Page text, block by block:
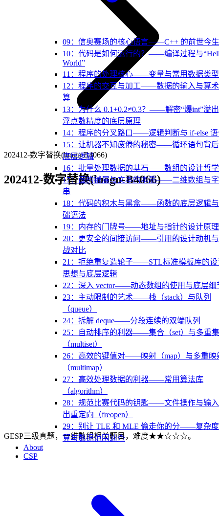
09：信奥赛场的核心语言——C++ 的前世今生
10：代码是如何运行的？——编译过程与
World”
11：程序的处理核心——变量与常用数据类型
12：程序的交互与加工——数据的输入与算
算
13：为什么 0.1+0.2≠0.3？——解密“爆int”溢
浮点数精度的底层原理
14：程序的分叉路口——逻辑判断与 if-else
15：让机器不知疲倦的秘密——循环语句背
底层逻辑
16：批量处理数据的基石——数组的设计哲学
17：面的铺展与文本的本质——二维数组与
串
18：代码的积木与黑盒——函数的底层逻辑
础语法
19：内存的门牌号——地址与指针的设计原理
20：更安全的间接访问——引用的设计动机
战对比
21：拒绝重复造轮子——STL标准模板库的设
思想与底层逻辑
22：深入 vector——动态数组的使用与底层细
23：主动限制的艺术——栈（stack）与队列
（queue）
24：拆解 deque——分段连续的双端队列
25：自动排序的利器——集合（set）与多重
（multiset）
26：高效的键值对——映射（map）与多重映
（multimap）
27：高效处理数据的利器——常用算法库
（algorithm）
28：规范比赛代码的钥匙——文件操作与输
出重定向（freopen）
29：别让 TLE 和 MLE 偷走你的分——复杂
算与数据范围速查
About
CSP
202412-数字替换(luogu-B4066)
202412-数字替换(luogu-B4066)
GESP三级真题，一维数组相关题目，难度★★☆☆☆。